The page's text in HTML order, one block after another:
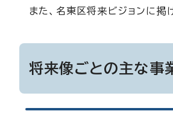
また、名東区将来ビジョンに掲
将来像ごとの主な事